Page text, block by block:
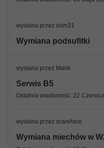
wysłana przez dom31
Wymiana podsufitki
wysłana przez Marik
Serwis B5
wysłana przez scareface